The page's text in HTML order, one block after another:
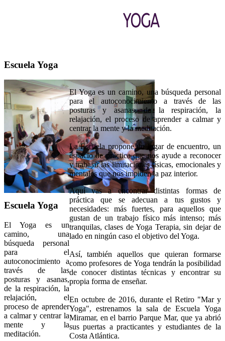
Escuela Yoga
El Yoga es un camino, una búsqueda personal
para el autoconocimiento a través de las
posturas y asanas, de la respiración, la
relajación, el proceso de aprender a calmar y
centrar la mente y la meditación.
La Escuela propone un lugar de encuentro, un
espacio de práctica que nos ayude a reconocer
y trabajar las limitaciones físicas, emocionales y
mentales que nos impiden la paz interior.
Aquí vas a encontrar distintas formas de
práctica que se adecuan a tus gustos y
necesidades: más fuertes, para aquellos que
gustan de un trabajo físico más intenso; más
tranquilas, clases de Yoga Terapia, sin dejar de
lado en ningún caso el objetivo del Yoga.
Así, también aquellos que quieran formarse
como profesores de Yoga tendrán la posibilidad
de conocer distintas técnicas y encontrar su
propia forma de enseñar.
En octubre de 2016, durante el Retiro "Mar y
Yoga", estrenamos la sala de Escuela Yoga
Miramar, en el barrio Parque Mar, que ya abrió
sus puertas a practicantes y estudiantes de la
Costa Atlántica.
Escuela Yoga
El Yoga es un
camino, una
búsqueda personal
para el
autoconocimiento a
través de las
posturas y asanas,
de la respiración, la
relajación, el
proceso de aprender
a calmar y centrar la
mente y la
meditación.